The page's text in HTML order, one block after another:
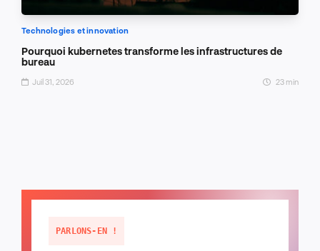
Technologies et innovation
Pourquoi kubernetes transforme les infrastructures de
bureau
Juil 31, 2026 23 min
PARLONS-EN !